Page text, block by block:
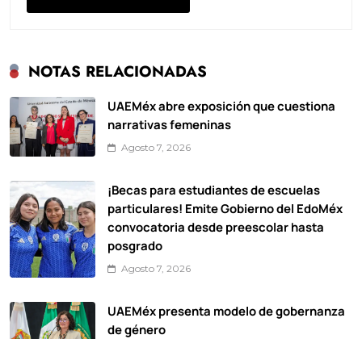
NOTAS RELACIONADAS
UAEMéx abre exposición que cuestiona
narrativas femeninas
Agosto 7, 2026
¡Becas para estudiantes de escuelas
particulares! Emite Gobierno del EdoMéx
convocatoria desde preescolar hasta
posgrado
Agosto 7, 2026
UAEMéx presenta modelo de gobernanza
de género